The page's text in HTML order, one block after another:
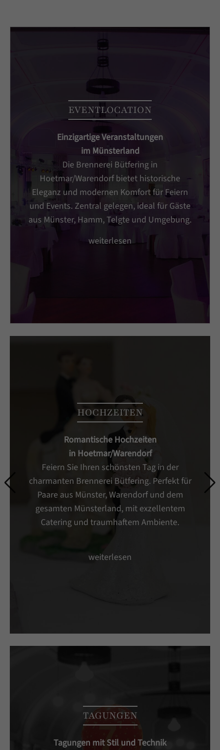
EVENTLOCATION
Einzigartige Veranstaltungen
im Münsterland
Die Brennerei Bütfering in
Hoetmar/Warendorf bietet historische
Eleganz und modernen Komfort für Feiern
und Events. Zentral gelegen, ideal für Gäste
aus Münster, Hamm, Telgte und Umgebung.
weiterlesen
HOCHZEITEN
Romantische Hochzeiten
in Hoetmar/Warendorf
Feiern Sie Ihren schönsten Tag in der
charmanten Brennerei Bütfering. Perfekt für
Paare aus Münster, Warendorf und dem
gesamten Münsterland, mit exzellentem
Catering und traumhaftem Ambiente.
weiterlesen
TAGUNGEN
Tagungen mit Stil und Technik